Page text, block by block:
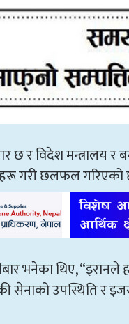
छ र विदेश मन्त्रालय र
गरी छलफल गरिएको
भनेका थिए, “इरानले
सेनाको उपस्थिति र